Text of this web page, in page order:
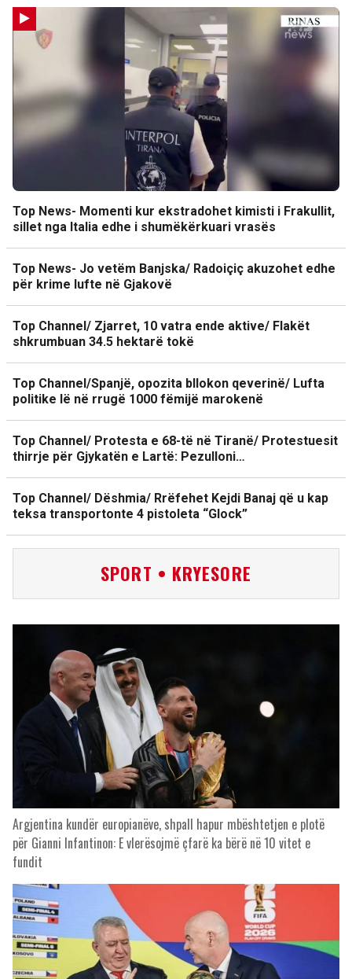
Top News- Momenti kur ekstradohet kimisti i Frakullit,
sillet nga Italia edhe i shumëkërkuari vrasës
Top News- Jo vetëm Banjska/ Radoiçiç akuzohet edhe
për krime lufte në Gjakovë
Top Channel/ Zjarret, 10 vatra ende aktive/ Flakët
shkrumbuan 34.5 hektarë tokë
Top Channel/Spanjë, opozita bllokon qeverinë/ Lufta
politike lë në rrugë 1000 fëmijë marokenë
Top Channel/ Protesta e 68-të në Tiranë/ Protestuesit
thirrje për Gjykatën e Lartë: Pezulloni…
Top Channel/ Dëshmia/ Rrëfehet Kejdi Banaj që u kap
teksa transportonte 4 pistoleta “Glock”
SPORT • KRYESORE
Argjentina kundër europianëve, shpall hapur mbështetjen e plotë
për Gianni Infantinon: E vlerësojmë çfarë ka bërë në 10 vitet e
fundit